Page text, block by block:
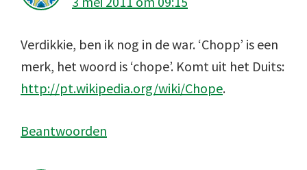
Verdikkie, ben ik nog in de war. ‘Chopp’ is een
merk, het woord is ‘chope’. Komt uit het Duits:
http://pt.wikipedia.org/wiki/Chope.
Beantwoorden